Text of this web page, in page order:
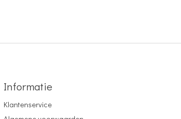
Informatie
Klantenservice